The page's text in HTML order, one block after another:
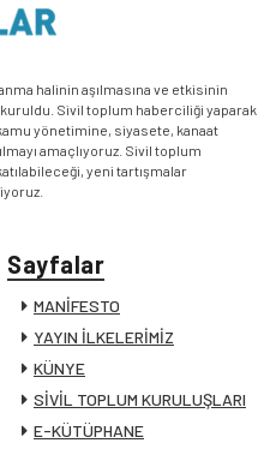
halinin aşılmasına ve etkisinin
kuruldu. Sivil toplum haberciliği yaparak
yönetimine, siyasete, kanaat
amaçlıyoruz. Sivil toplum
yeni tartışmalar
Sayfalar
MANİFESTO
YAYIN İLKELERİMİZ
KÜNYE
SİVİL TOPLUM KURULUŞLARI
E-KÜTÜPHANE